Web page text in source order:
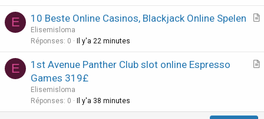
c
E
A
c
10 Beste Online Casinos, Blackjack Online Spelen
Elisemisloma
Réponses 0 Il y'a 23 minutes
E
A
c
1st Avenue Panther Club slot online Espresso
Games 319£
Elisemisloma
Réponses 0 Il y'a 38 minutes